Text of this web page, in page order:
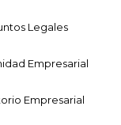
Legales
Empresarial
Empresarial